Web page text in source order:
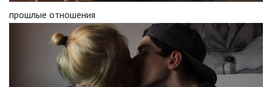
прошлые отношения